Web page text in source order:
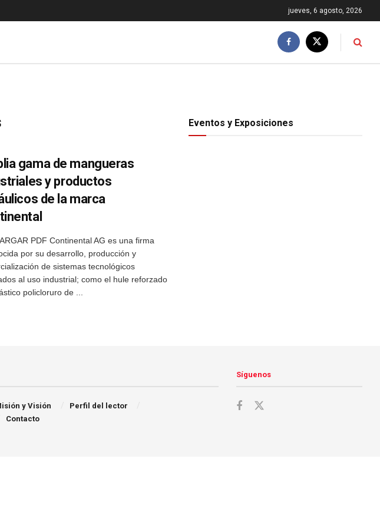
jueves, 6 agosto, 2026
gama de mangueras
y productos
de la marca
PDF Continental AG es una firma
por su desarrollo, producción y
de sistemas tecnológicos
al uso industrial; como el hule reforzado
policloruro de ...
Eventos y Exposiciones
y Visión
Perfil del lector
Contacto
Síguenos